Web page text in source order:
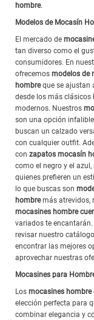
hombre.
Modelos de Mocasín
El mercado de
tan diverso como el
consumidores. En
ofrecemos modelos de
hombreque se ajustan
desde los más clásicos
modernos. Nuestros
son una opción
buscan un calzado
con cualquier outfit.
con zapatos mocasín
como el negro y el
quienes prefieren un
lo que buscas son
hombremás atrevidos,
mocasines hombre
variados te encantarán.
revisar nuestro
encontrar las mejores
aprovechar nuestras
Mocasines para
Los mocasines hombre
elección perfecta para
combinar elegancia y